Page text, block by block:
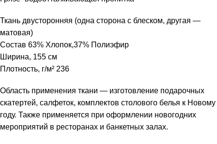
Ткань двусторонняя (одна сторона с блеском, другая —
матовая)
Состав 63% Хлопок,37% Полиэфир
Ширина, 155 см
Плотность, г/м² 236
Область применения ткани — изготовление подарочных
скатертей, салфеток, комплектов столового белья к Новому
году. Также применяется при оформлении новогодних
мероприятий в ресторанах и банкетных залах.